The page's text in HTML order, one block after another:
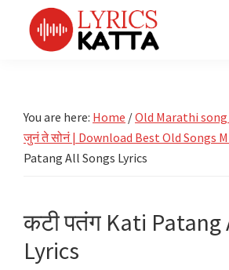
primary
Songs
TV
Title
Song
the
Marathi
Songs
You are here: Home /Old Marathi
जुनं ते सोनं | Download Best Old Songs
Patang All Songs Lyrics
कटी पतंग Kati Patang
Lyrics